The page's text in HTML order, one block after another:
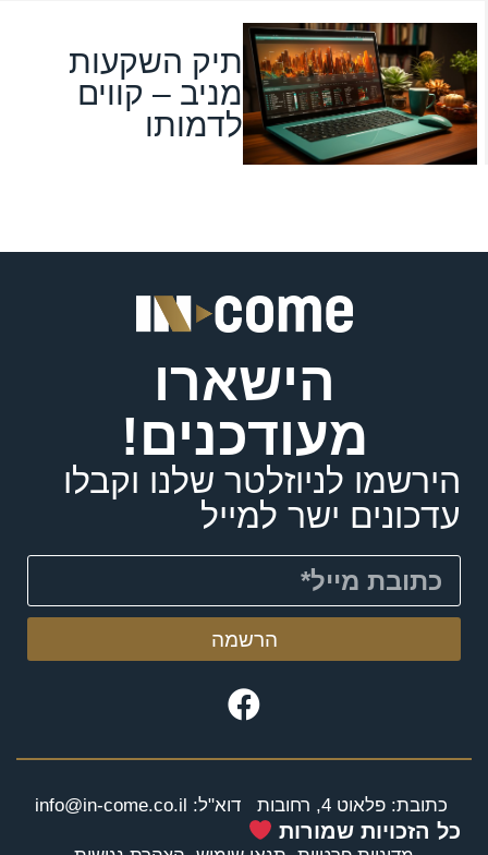
תיק השקעות
מניב – קווים
לדמותו
הישארו
מעודכנים!
הירשמו לניוזלטר שלנו וקבלו
עדכונים ישר למייל
הרשמה
כתובת: פלאוט 4, רחובות דוא"ל: info@in-come.co.il
כל הזכויות שמורות